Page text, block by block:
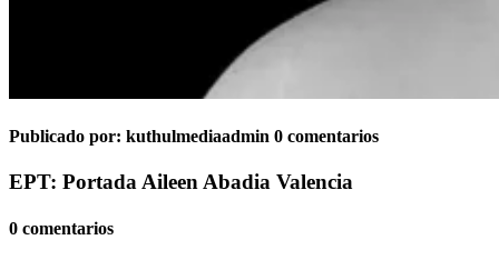
Publicado por: kuthulmediaadmin 0 comentarios
EPT: Portada Aileen Abadia Valencia
0 comentarios